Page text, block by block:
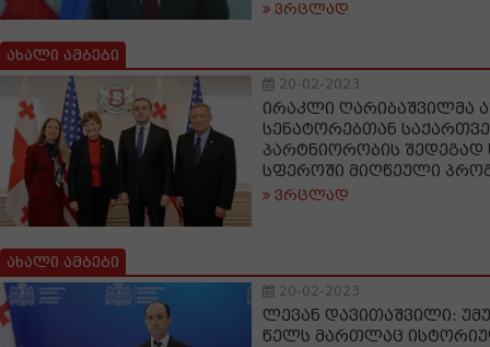
ვრცლად
ახალი ამბები
20-02-2023
ირაკლი ღარიბაშვილმა
სენატორებთან
პარტნიორობის შედეგად
სფეროში მიღწეული
ვრცლად
ახალი ამბები
20-02-2023
ლევან დავითაშვილი:
წელს მართლაც